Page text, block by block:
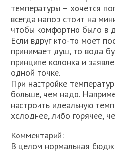
температуры – хочется
всегда напор стоит на
чтобы комфортно было в
Если вдруг кто-то моет
принимает душ, то вода
принципе колонка и
одной точке.
При настройке
больше, чем надо.
настроить идеальную
холоднее, либо горячее,
Комментарий:
В целом нормальная